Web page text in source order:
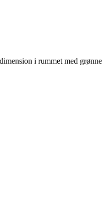
i rummet med grønne